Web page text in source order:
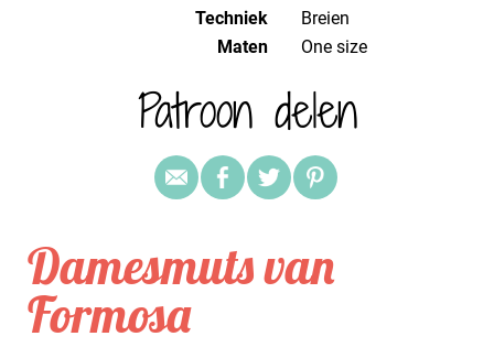
Techniek
breien
Maten
One size
Patroon delen
Damesmuts van
Formosa